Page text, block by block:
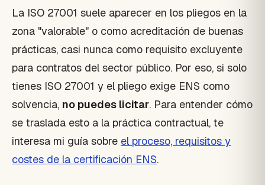
La ISO 27001 suele aparecer en los pliegos en la
zona "valorable" o como acreditación de buenas
prácticas, casi nunca como requisito excluyente
para contratos del sector público. Por eso, si solo
tienes ISO 27001 y el pliego exige ENS como
solvencia, no puedes licitar. Para entender cómo
se traslada esto a la práctica contractual, te
interesa mi guía sobre el proceso, requisitos y
costes de la certificación ENS.